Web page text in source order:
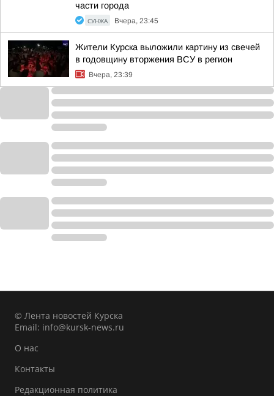
части города
СУНЖА Вчера, 23:45
Жители Курска выложили картину из свечей
в годовщину вторжения ВСУ в регион
Вчера, 23:39
© Лента новостей Курска
Email: info@kursk-news.ru
О нас
Контакты
Редакционная политика